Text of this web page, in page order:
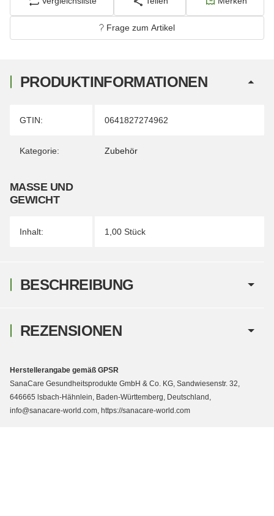
Frage zum Artikel
PRODUKTINFORMATIONEN
Produkteigenschaft
Wert
GTIN: 0641827274962
Kategorie: Zubehör
MASSE UND G
EWICHT
Inhalt: 1,00 Stück
BESCHREIBUNG
REZENSIONEN
Herstellerangabe gemäß GPSR
SanaCare Gesundheitsprodukte GmbH & Co. KG, Sandwiesenstr. 32,
646665 lsbach-Hähnlein, Baden-Württemberg, Deutschland,
info@sanacare-world.com, https://sanacare-world.com